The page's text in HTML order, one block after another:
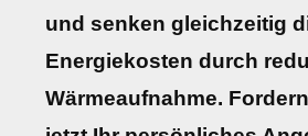
und senken gleichzeitig
Energiekosten durch
Wärmeaufnahme.